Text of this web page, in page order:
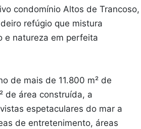
condomínio Altos de Trancoso,
refúgio que mistura
e natureza em perfeita
de mais de 11.800 m² de
de área construída, a
espetaculares do mar a
de entretenimento, áreas